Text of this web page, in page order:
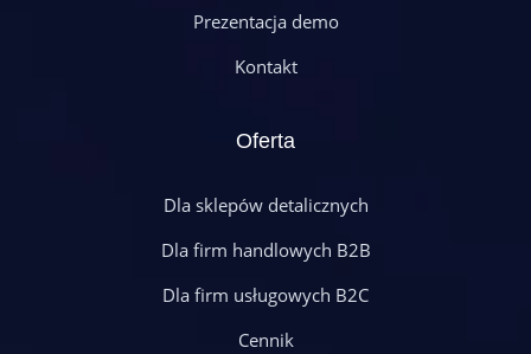
Prezentacja demo
Kontakt
Oferta
Dla sklepów detalicznych
Dla firm handlowych B2B
Dla firm usługowych B2C
Cennik